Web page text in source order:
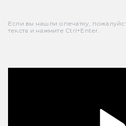
Если вы нашли опечатку,
текста и нажмите Ctrl+Enter.